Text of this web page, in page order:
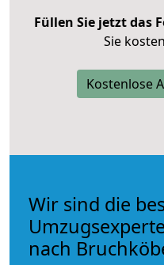
Füllen Sie jetzt das
Sie
Kostenlose
Wir sind die
nach